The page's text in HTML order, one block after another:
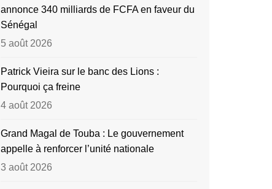
annonce 340 milliards de FCFA en faveur du
Sénégal
5 août 2026
Patrick Vieira sur le banc des Lions :
Pourquoi ça freine
4 août 2026
Grand Magal de Touba : Le gouvernement
appelle à renforcer l’unité nationale
3 août 2026